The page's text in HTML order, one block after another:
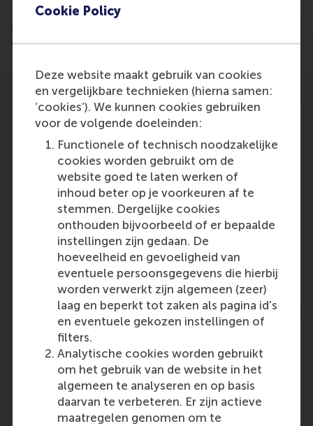
Cookie Policy
Deze website maakt gebruik van cookies
en vergelijkbare technieken (hierna samen:
‘cookies’). We kunnen cookies gebruiken
voor de volgende doeleinden:
Functionele of technisch noodzakelijke
cookies worden gebruikt om de
website goed te laten werken of
inhoud beter op je voorkeuren af te
stemmen. Dergelijke cookies
onthouden bijvoorbeeld of er bepaalde
instellingen zijn gedaan. De
hoeveelheid en gevoeligheid van
eventuele persoonsgegevens die hierbij
worden verwerkt zijn algemeen (zeer)
laag en beperkt tot zaken als pagina id's
en eventuele gekozen instellingen of
filters.
Analytische cookies worden gebruikt
om het gebruik van de website in het
algemeen te analyseren en op basis
daarvan te verbeteren. Er zijn actieve
maatregelen genomen om te
Read the
article: https://www.lelezard.com/en/news-
21457410.html
Participants
Harwin de Vries
Role: Faculty
Reference type: Referenced
Stef Lemmens
Role: Faculty
Reference type: Referenced
Media Outlets
Le Lezard (Online)